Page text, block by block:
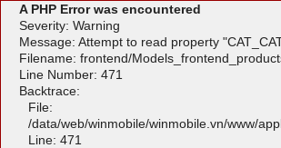
A PHP Error was encountered
Severity: Warning
Message: Attempt to read property
Filename: frontend/
Line Number: 471
Backtrace:
File:
/data/web/winmobile/winmobile.vn/www/
Line: 471